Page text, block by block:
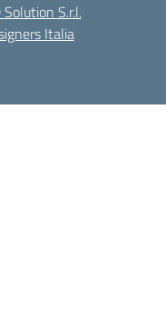
S.r.l.
Italia